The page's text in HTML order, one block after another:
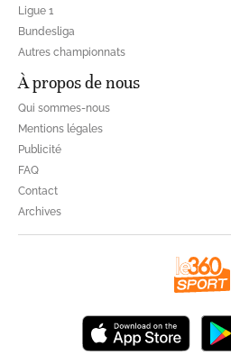
Ligue 1
Bundesliga
Autres championnats
À propos de nous
Qui sommes-nous
Mentions légales
Publicité
FAQ
Contact
Archives